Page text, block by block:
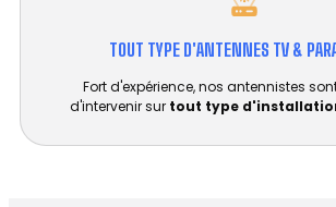
TOUT TYPE D'ANTENNES TV &
Fort d'expérience, nos antennistes
d'intervenir sur tout type